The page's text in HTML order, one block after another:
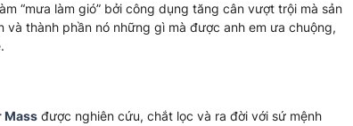
“mưa làm gió” bởi công dụng tăng cân vượt trội mà sản
thành phần nó những gì mà được anh em ưa chuộng,
Mass được nghiên cứu, chắt lọc và ra đời với sứ mệnh